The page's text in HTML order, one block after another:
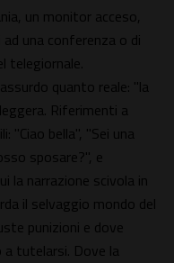
un monitor acceso,
una conferenza o di
telegiornale.
quanto reale: "la
Riferimenti a
"Ciao bella", "Sei una
sposare?", e
la narrazione scivola in
il selvaggio mondo del
punizioni e dove
a tutelarsi. Dove la